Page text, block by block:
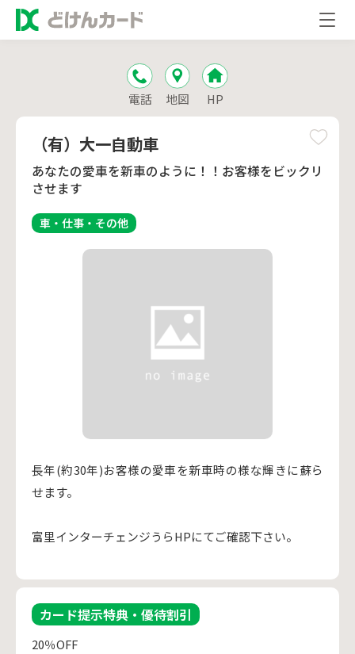
電話 地図 HP
（有）大一自動車
あなたの愛車を新車のように！！お客様をビックリ
させます
車・仕事・その他
長年(約30年)お客様の愛車を新車時の様な輝きに蘇ら
せます。
富里インターチェンジうらHPにてご確認下さい。
カード提示特典・優待割引
20％OFF